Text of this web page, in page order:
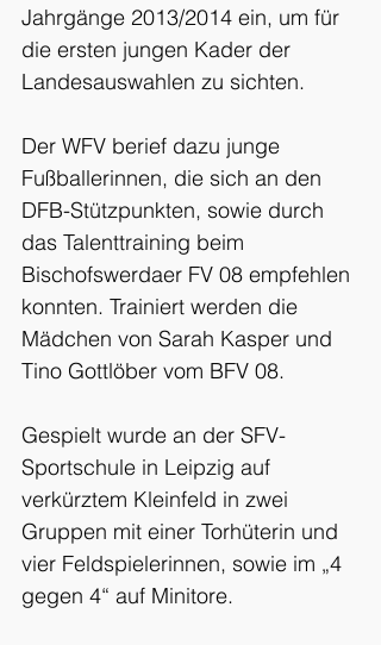
Jahrgänge 2013/2014 ein, um für
die ersten jungen Kader der
Landesauswahlen zu sichten.
Der WFV berief dazu junge
Fußballerinnen, die sich an den
DFB-Stützpunkten, sowie durch
das Talenttraining beim
Bischofswerdaer FV 08 empfehlen
konnten. Trainiert werden die
Mädchen von Sarah Kasper und
Tino Gottlöber vom BFV 08.
Gespielt wurde an der SFV-
Sportschule in Leipzig auf
verkürztem Kleinfeld in zwei
Gruppen mit einer Torhüterin und
vier Feldspielerinnen, sowie im „4
gegen 4“ auf Minitore.